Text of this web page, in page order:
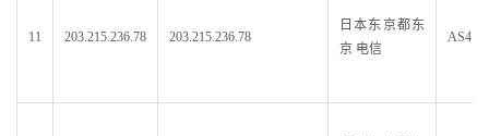
11 203.215.236.78 203.215.236.78
日本东京都东
京 电信